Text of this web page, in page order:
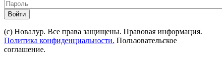
Войти
(с) Новалур. Все права защищены. Правовая информация.
Политика конфиденциальности. Пользовательское
соглашение.